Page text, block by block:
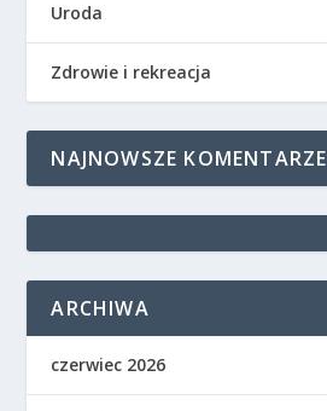
Uroda
Zdrowie i rekreacja
NAJNOWSZE KOMENTARZE
ARCHIWA
czerwiec 2026